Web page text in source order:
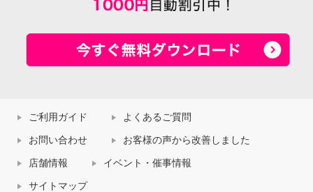
ご利用ガイド よくあるご質問
お問い合わせ お客様の声から改善しました
店舗情報 イベント・催事情報
サイトマップ